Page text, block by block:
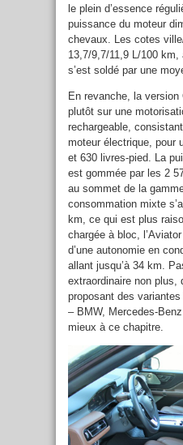
le plein d’essence
puissance du moteur
chevaux. Les cotes
13,7/9,7/11,9 L/100
s’est soldé par une
En revanche, la version
plutôt sur une
rechargeable,
moteur électrique, pour
et 630 livres-pied. La
est gommée par les 2
au sommet de la
consommation mixte
km, ce qui est plus
chargée à bloc,
d’une autonomie en
allant jusqu’à 34 km.
extraordinaire non plus,
proposant des
– BMW, Mercedes-
mieux à ce chapitre.